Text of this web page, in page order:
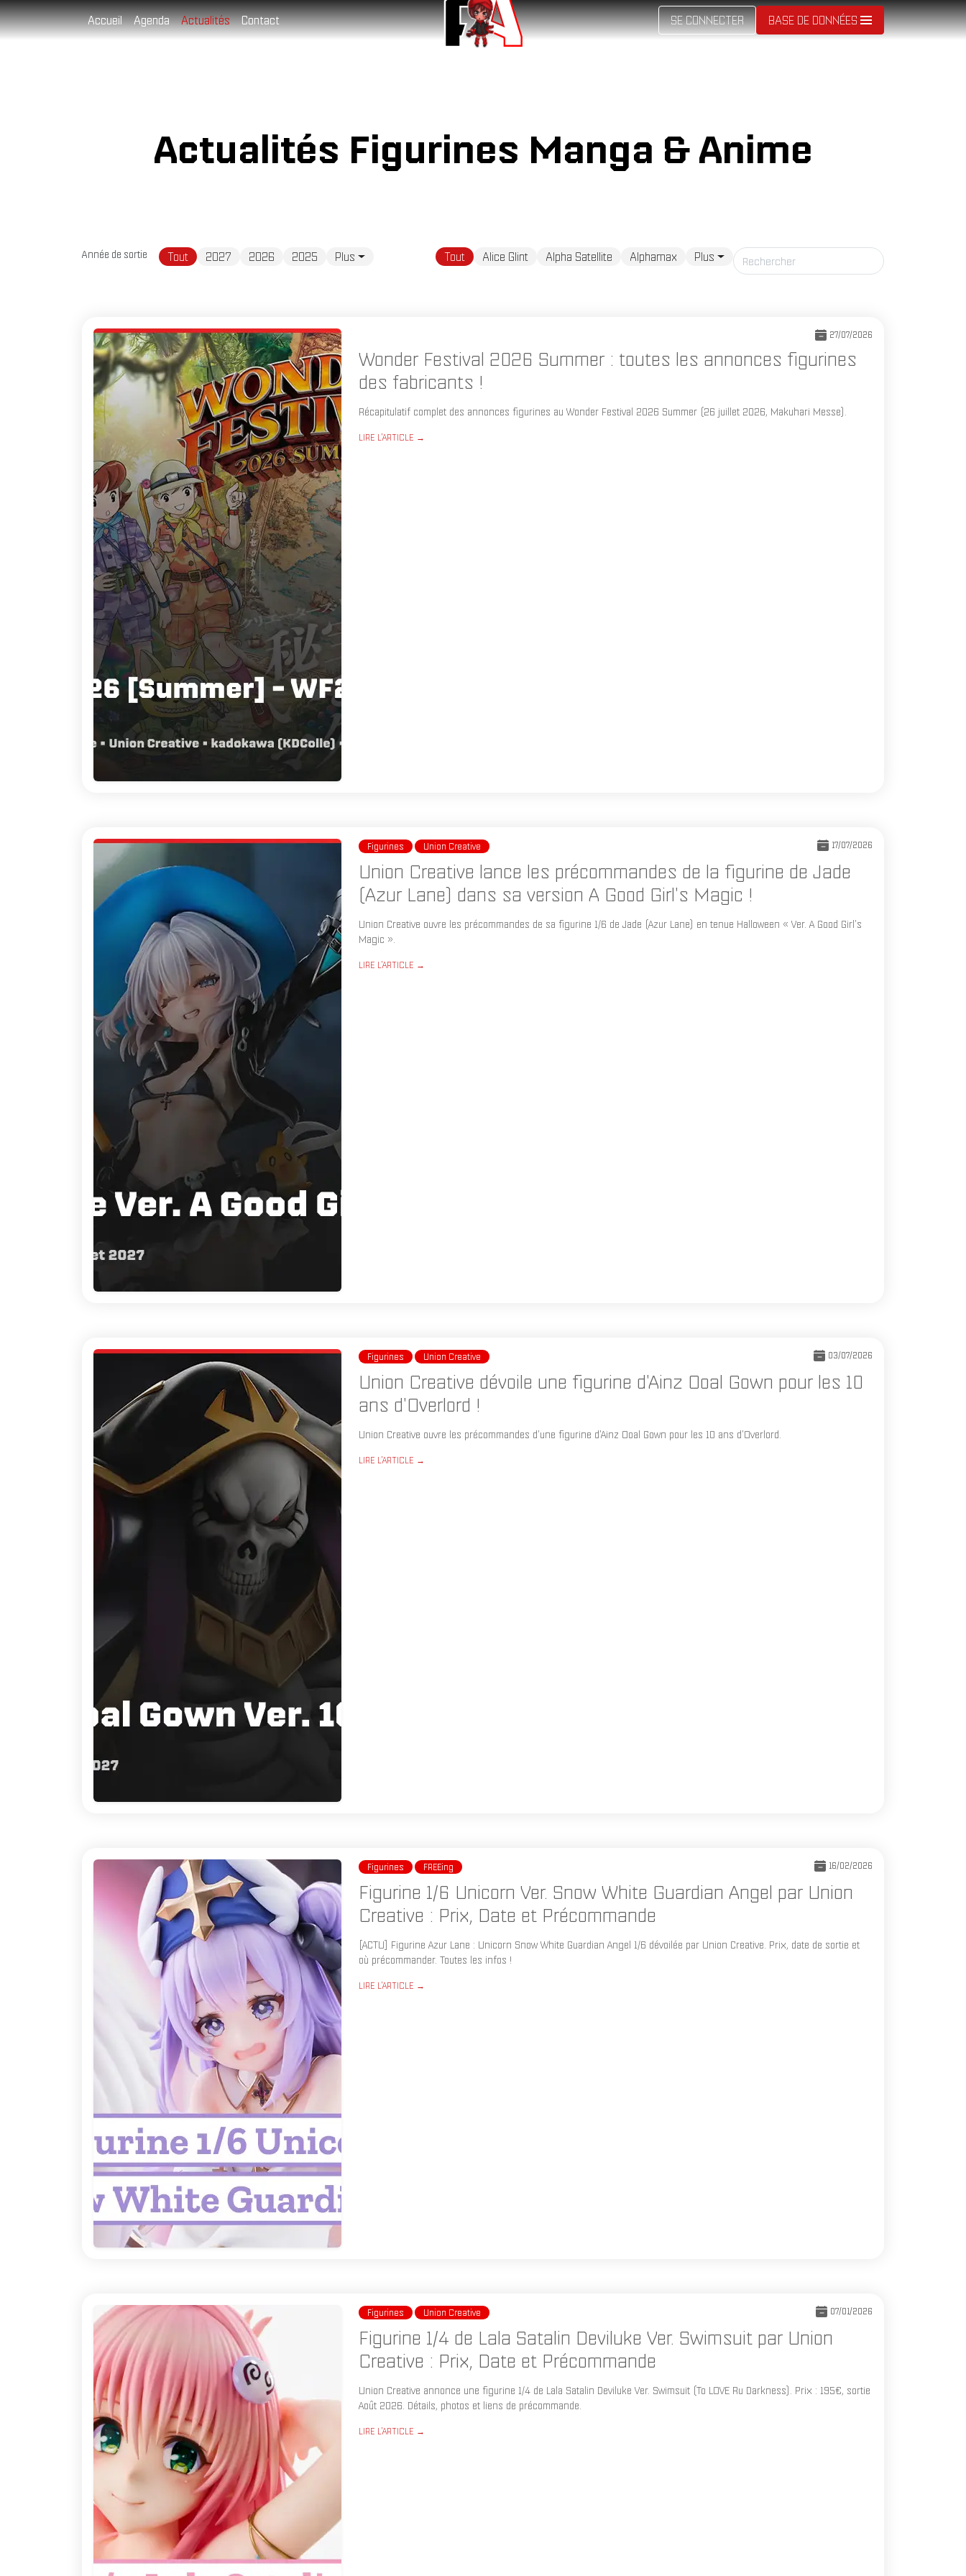
Accueil Agenda Actualités Contact SE CONNECTER BASE DE DONNÉES
Actualités Figurines Manga & Anime
Année de sortie Tout 2027 2026 2025 Plus Tout Alice Glint Alpha Satellite Alphamax Plus
27/07/2026
Wonder Festival 2026 Summer : toutes les annonces figurines
des fabricants !
Récapitulatif complet des annonces figurines au Wonder Festival 2026 Summer (26 juillet 2026, Makuhari Messe).
LIRE L'ARTICLE →
Figurines Union Creative 17/07/2026
Union Creative lance les précommandes de la figurine de Jade
(Azur Lane) dans sa version A Good Girl's Magic !
Union Creative ouvre les précommandes de sa figurine 1/6 de Jade (Azur Lane) en tenue Halloween « Ver. A Good Girl's
Magic ».
LIRE L'ARTICLE →
Figurines Union Creative 03/07/2026
Union Creative dévoile une figurine d'Ainz Ooal Gown pour les 10
ans d'Overlord !
Union Creative ouvre les précommandes d'une figurine d'Ainz Ooal Gown pour les 10 ans d'Overlord.
LIRE L'ARTICLE →
Figurines FREEing 16/02/2026
Figurine 1/6 Unicorn Ver. Snow White Guardian Angel par Union
Creative : Prix, Date et Précommande
[ACTU] Figurine Azur Lane : Unicorn Snow White Guardian Angel 1/6 dévoilée par Union Creative. Prix, date de sortie et
où précommander. Toutes les infos !
LIRE L'ARTICLE →
Figurines Union Creative 07/01/2026
Figurine 1/4 de Lala Satalin Deviluke Ver. Swimsuit par Union
Creative : Prix, Date et Précommande
Union Creative annonce une figurine 1/4 de Lala Satalin Deviluke Ver. Swimsuit (To LOVE Ru Darkness). Prix : 195€, sortie
Août 2026. Détails, photos et liens de précommande.
LIRE L'ARTICLE →
Cookies management panel